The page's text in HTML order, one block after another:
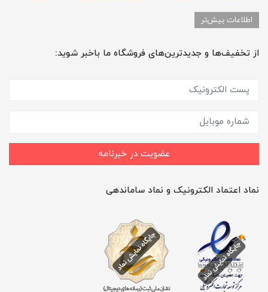
اطلاعات بیش‌تر
از تخفیف‌ها و جدیدترین‌های فروشگاه ما باخبر شوید:
عضویت در خبرنامه
نماد اعتماد الکترونیک و نماد ساماندهی